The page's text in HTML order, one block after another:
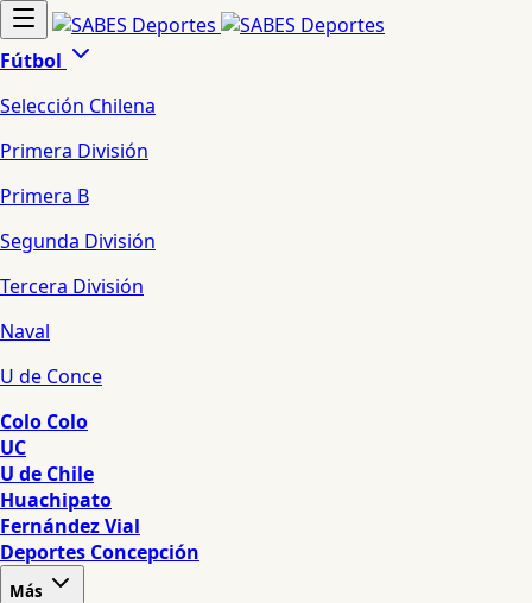
Fútbol
Selección Chilena
Primera División
Primera B
Segunda División
Tercera División
Naval
U de Conce
Colo Colo
UC
U de Chile
Huachipato
Fernández Vial
Deportes Concepción
Más